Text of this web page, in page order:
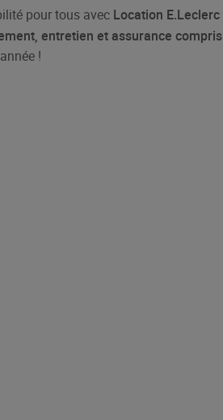
pour tous avec Location E.Leclerc
entretien et assurance compris
!